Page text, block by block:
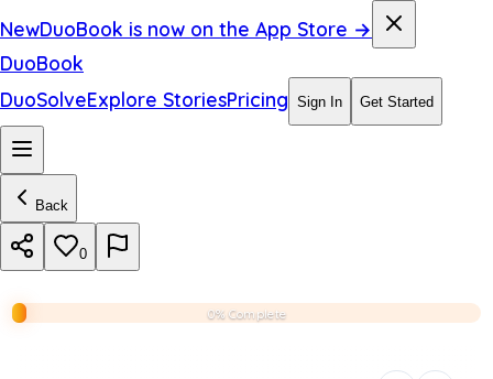
NewDuoBook is now on the App Store →
DuoBook
DuoSolveExplore StoriesPricing Sign In Get Started
Back
0
0% Complete